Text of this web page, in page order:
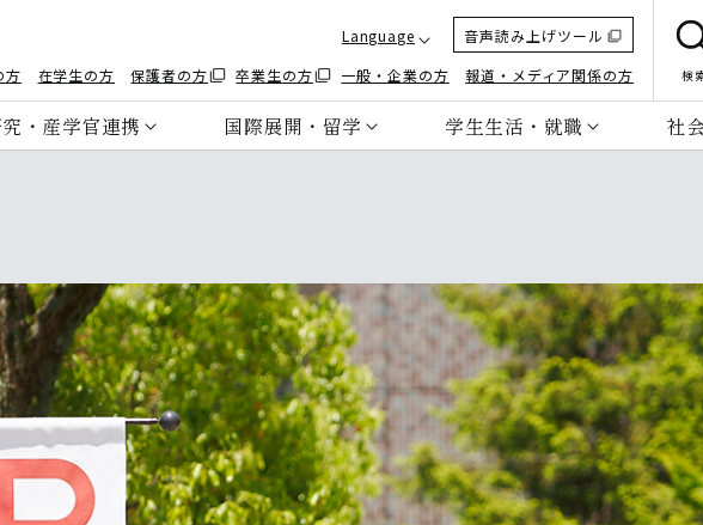
Language
音声読み上げツール
方
在学生の方 保護者の方 卒業生の方 一般・企業の方 報道・メディア関係の方 検
・産学官連携 国際展開・留学 学生生活・就職 社